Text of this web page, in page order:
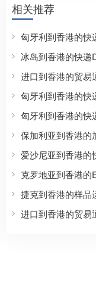
相关推荐
匈牙利到香港的快
冰岛到香港的快递
进口到香港的贸易
匈牙利到香港的快
匈牙利到香港的快
保加利亚到香港的
爱沙尼亚到香港的
克罗地亚到香港的
捷克到香港的样品
进口到香港的贸易